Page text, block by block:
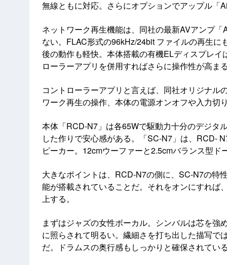
無線ともに対応。さらにオプションでアップル「
ネットワーク再生機能は、同社の最新AVアンプ
ない。FLAC形式の96kHz/24bit ファイルの再生
後の動作も軽快。本体搭載の有機ELディスプレ
ローラーアプリを併用すればさらに操作性が高ま
コントローラーアプリと言えば、同社オリジナ
ワーク再生の操作、本体の電源オンオフや入力切
本体「RCD-N7」は各65Wで駆動力十分のデジタ
した作りで安心感がある。「SC-N7」は、RCD-
ピーカー。12cmウーファーと2.5cmバランス型ド
大きなポイントは、RCD-N7の側に、SC-N7の特
能が搭載されていることだ。それをオンにすれば
上する。
まずはジャズの女性ボーカル。シンバルは芯を
に照らされて明るい。繊細さを打ち出した描写で
だ。ドラムスの奥行感もしっかりと確保されてい